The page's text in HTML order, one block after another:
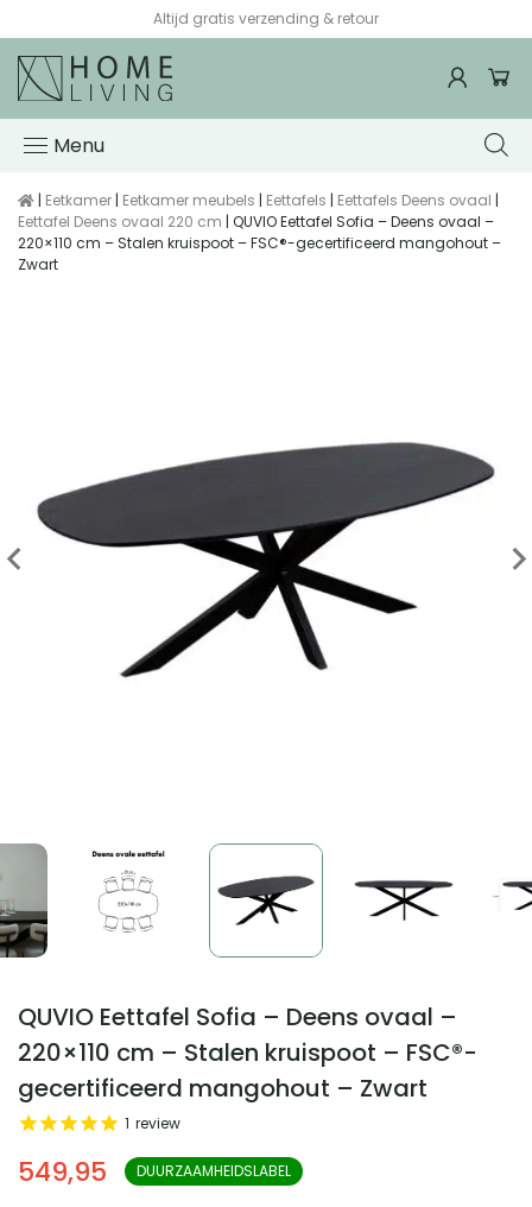
Altijd gratis verzending & retour
Menu
| Eetkamer | Eetkamer meubels | Eettafels | Eettafels Deens ovaal |
Eettafel Deens ovaal 220 cm | QUVIO Eettafel Sofia – Deens ovaal –
220×110 cm – Stalen kruispoot – FSC®-gecertificeerd mangohout –
Zwart
QUVIO Eettafel Sofia – Deens ovaal –
220×110 cm – Stalen kruispoot – FSC®-
gecertificeerd mangohout – Zwart
549,95 DUURZAAMHEIDSLABEL
1 review